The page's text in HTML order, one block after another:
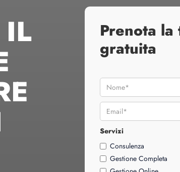
Prenota la
gratuita
Servizi
Consulenza
Gestione Completa